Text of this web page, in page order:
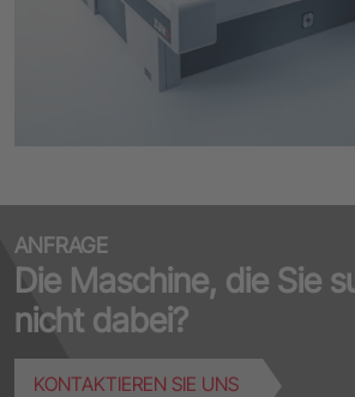
ANFRAGE
Die Maschine, die Sie
nicht dabei?
KONTAKTIEREN SIE UNS